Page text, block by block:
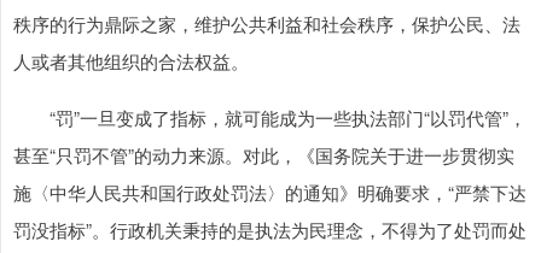
秩序的行为鼎际之家，维护公共利益和社会秩序，保护公民、法
人或者其他组织的合法权益。
“罚”一旦变成了指标，就可能成为一些执法部门“以罚代管”，
甚至“只罚不管”的动力来源。对此，《国务院关于进一步贯彻实
施〈中华人民共和国行政处罚法〉的通知》明确要求，“严禁下达
罚没指标”。行政机关秉持的是执法为民理念，不得为了处罚而处